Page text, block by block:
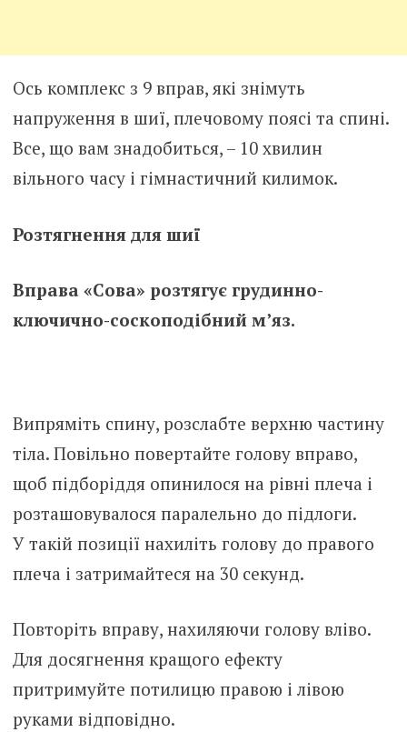
Ось комплекс з 9 вправ, які знімуть
напруження в шиї, плечовому поясі та спині.
Все, що вам знадобиться, – 10 хвилин
вільного часу і гімнастичний килимок.
Розтягнення для шиї
Вправа «Сова» розтягує грудинно-
ключично-соскоподібний м’яз.
Випряміть спину, розслабте верхню частину
тіла. Повільно повертайте голову вправо,
щоб підборіддя опинилося на рівні плеча і
розташовувалося паралельно до підлоги.
У такій позиції нахиліть голову до правого
плеча і затримайтеся на 30 секунд.
Повторіть вправу, нахиляючи голову вліво.
Для досягнення кращого ефекту
притримуйте потилицю правою і лівою
руками відповідно.